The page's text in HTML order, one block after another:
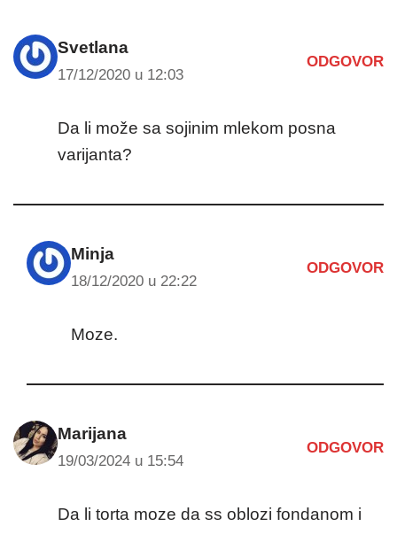
Svetlana
17/12/2020 u 12:03
ODGOVOR
Da li može sa sojinim mlekom posna
varijanta?
Minja
18/12/2020 u 22:22
ODGOVOR
Moze.
Marijana
19/03/2024 u 15:54
ODGOVOR
Da li torta moze da ss oblozi fondanom i